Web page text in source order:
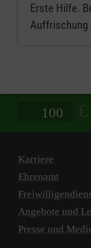
Erste Hilfe.
Auffrischung
Spendenbetrag
Karriere
Ehrenamt
Angebote und
Presse und